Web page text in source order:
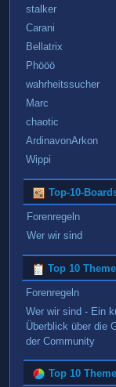
stalker
Carani
Bellatrix
Phööö
wahrheitssucher
Marc
chaotic
ArdinavonArkon
Wippi
Top-10-
Forenregeln
Wer wir sind
Top 10
Forenregeln
Wer wir sind - Ein
Überblick über die
der Community
Top 10